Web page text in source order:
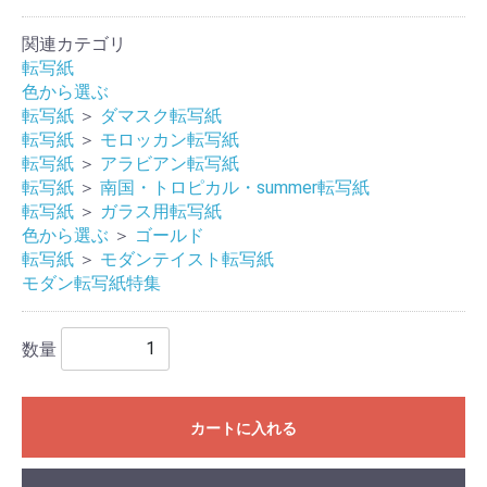
関連カテゴリ
転写紙
色から選ぶ
転写紙 ＞ ダマスク転写紙
転写紙 ＞ モロッカン転写紙
転写紙 ＞ アラビアン転写紙
転写紙 ＞ 南国・トロピカル・summer転写紙
転写紙 ＞ ガラス用転写紙
色から選ぶ ＞ ゴールド
転写紙 ＞ モダンテイスト転写紙
モダン転写紙特集
数量
カートに入れる